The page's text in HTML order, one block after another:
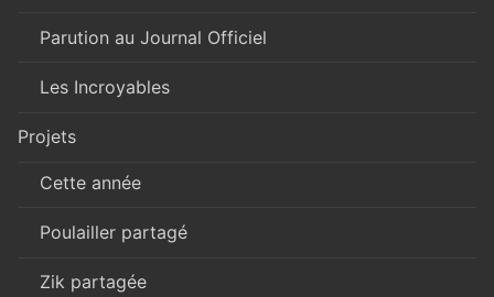
Parution au Journal Officiel
Les Incroyables
Projets
Cette année
Poulailler partagé
Zik partagée